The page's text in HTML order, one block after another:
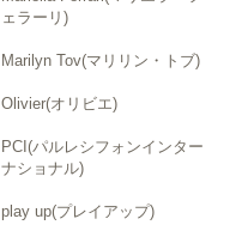
ェラーリ)
Marilyn Tov(マリリン・トブ)
Olivier(オリビエ)
PCI(パルレシフォンインター
ナショナル)
play up(プレイアップ)